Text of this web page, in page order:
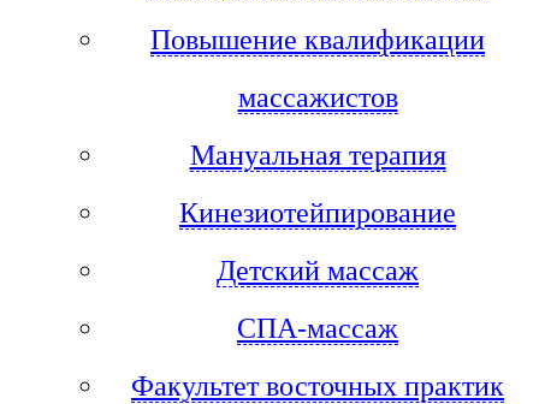
Повышение квалификации
массажистов
Мануальная терапия
Кинезиотейпирование
Детский массаж
СПА-массаж
Факультет восточных практик